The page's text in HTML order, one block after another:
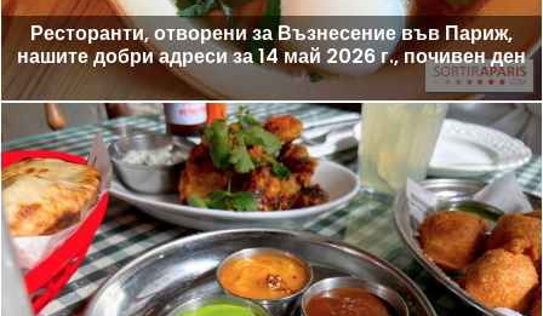
Ресторанти, отворени за Възнесение във Париж,
нашите добри адреси за 14 май 2026 г., почивен ден